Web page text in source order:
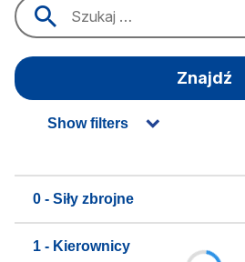
Znajdź
Show filters
0 - Siły zbrojne
1 - Kierownicy